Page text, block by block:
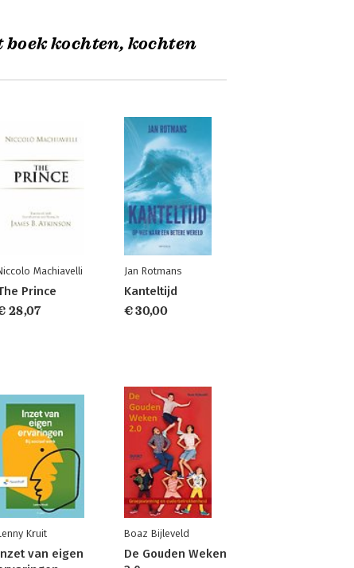
kochten, kochten
Machiavelli
Prince
28,07
Jan Rotmans
Kanteltijd
€ 30,00
Kruit
van eigen
Boaz Bijleveld
De Gouden Weken